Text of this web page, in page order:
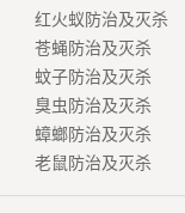
红火蚁防治及灭杀
苍蝇防治及灭杀
蚊子防治及灭杀
臭虫防治及灭杀
蟑螂防治及灭杀
老鼠防治及灭杀